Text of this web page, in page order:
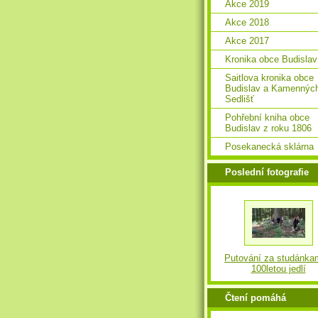
Akce 2019
Akce 2018
Akce 2017
Kronika obce Budislav
Saitlova kronika obce
Budislav a
Sedlišť
Pohřební kniha obce
Budislav z roku 1806
Posekanecká sklárna
Poslední fotografie
Putování za
100letou jedlí
Čtení pomáhá